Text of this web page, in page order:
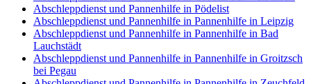
Abschleppdienst und Pannenhilfe in Pödelist
Abschleppdienst und Pannenhilfe in Pannenhilfe in Leipzig
Abschleppdienst und Pannenhilfe in Pannenhilfe in Bad
Lauchstädt
Abschleppdienst und Pannenhilfe in Pannenhilfe in Groitzsch
bei Pegau